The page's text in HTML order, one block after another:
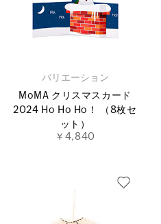
バリエーション
MoMA クリスマスカード
2024 Ho Ho Ho！ （8枚セ
ット）
￥4,840